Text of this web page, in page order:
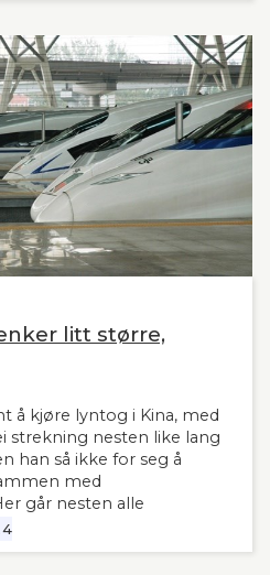
derfor være interessant
høyhastighetsbaner i
litt større,
å kjøre lyntog i Kina, med
strekning nesten like lang
han så ikke for seg å
med
går nesten alle
sentrale Østlandet.
og behovene for raske,